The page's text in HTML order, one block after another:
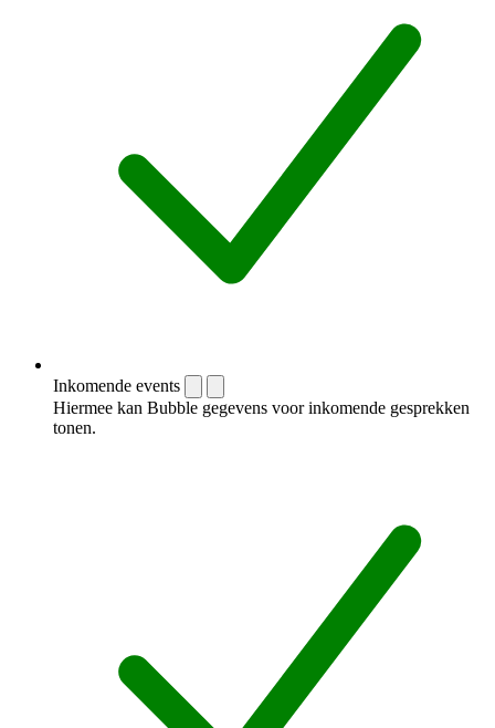
Inkomende events
Hiermee kan Bubble gegevens voor inkomende gesprekken
tonen.